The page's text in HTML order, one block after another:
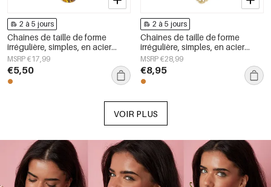
2 à 5 jours
Chaînes de taille de forme
irrégulière, simples, en acier
inoxydable, accessoires du
quotidien
MSRP €17,99
€5,50
2 à 5 jours
Chaînes de taille de forme
irrégulière, simples, en acier
inoxydable, accessoires du
quotidien
MSRP €28,99
€8,95
VOIR PLUS